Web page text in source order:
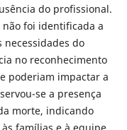
do profissional.
foi identificada a
necessidades do
no reconhecimento
poderiam impactar a
se a presença
morte, indicando